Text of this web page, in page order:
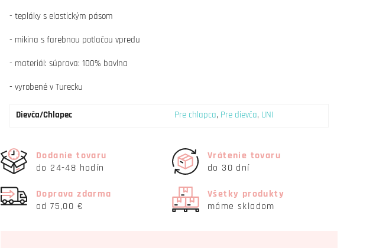
- tepláky s elastickým pásom
- mikina s farebnou potlačou vpredu
- materiál: súprava: 100% bavlna
- vyrobené v Turecku
Dievča/Chlapec Pre chlapca, Pre dievča, UNI
Dodanie tovaru
do 24-48 hodín
Vrátenie tovaru
do 30 dní
Doprava zdarma
od 75,00 €
Všetky produkty
máme skladom